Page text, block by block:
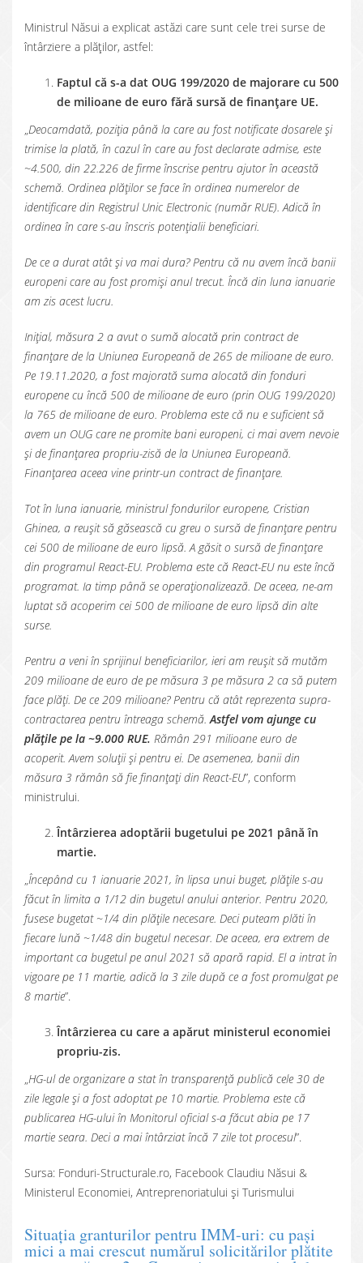
Ministrul Năsui a explicat astăzi care sunt cele trei surse de
întârziere a plăților, astfel:
Faptul că s-a dat OUG 199/2020 de majorare cu 500
de milioane de euro fără sursă de finanțare UE.
„Deocamdată, poziția până la care au fost notificate dosarele și
trimise la plată, în cazul în care au fost declarate admise, este
~4.500, din 22.226 de firme înscrise pentru ajutor în această
schemă. Ordinea plăților se face în ordinea numerelor de
identificare din Registrul Unic Electronic (număr RUE). Adică în
ordinea în care s-au înscris potențialii beneficiari.
De ce a durat atât și va mai dura? Pentru că nu avem încă banii
europeni care au fost promiși anul trecut. Încă din luna ianuarie
am zis acest lucru.
Inițial, măsura 2 a avut o sumă alocată prin contract de
finanțare de la Uniunea Europeană de 265 de milioane de euro.
Pe 19.11.2020, a fost majorată suma alocată din fonduri
europene cu încă 500 de milioane de euro (prin OUG 199/2020)
la 765 de milioane de euro. Problema este că nu e suficient să
avem un OUG care ne promite bani europeni, ci mai avem nevoie
și de finanțarea propriu-zisă de la Uniunea Europeană.
Finanțarea aceea vine printr-un contract de finanțare.
Tot în luna ianuarie, ministrul fondurilor europene, Cristian
Ghinea, a reușit să găsească cu greu o sursă de finanțare pentru
cei 500 de milioane de euro lipsă. A găsit o sursă de finanțare
din programul React-EU. Problema este că React-EU nu este încă
programat. Ia timp până se operaționalizează. De aceea, ne-am
luptat să acoperim cei 500 de milioane de euro lipsă din alte
surse.
Pentru a veni în sprijinul beneficiarilor, ieri am reușit să mutăm
209 milioane de euro de pe măsura 3 pe măsura 2 ca să putem
face plăți. De ce 209 milioane? Pentru că atât reprezenta supra-
contractarea pentru întreaga schemă.Astfel vom ajunge cu
plățile pe la ~9.000 RUE. Rămân 291 milioane euro de
acoperit. Avem soluții și pentru ei. De asemenea, banii din
măsura 3 rămân să fie finanțați din React-EU”, conform
ministrului.
Întârzierea adoptării bugetului pe 2021 până în
martie.
„Începând cu 1 ianuarie 2021, în lipsa unui buget, plățile s-au
făcut în limita a 1/12 din bugetul anului anterior. Pentru 2020,
fusese bugetat ~1/4 din plățile necesare. Deci puteam plăti în
fiecare lună ~1/48 din bugetul necesar. De aceea, era extrem de
important ca bugetul pe anul 2021 să apară rapid. El a intrat în
vigoare pe 11 martie, adică la 3 zile după ce a fost promulgat pe
8 martie”.
Întârzierea cu care a apărut ministerul economiei
propriu-zis.
„HG-ul de organizare a stat în transparență publică cele 30 de
zile legale și a fost adoptat pe 10 martie. Problema este că
publicarea HG-ului în Monitorul oficial s-a făcut abia pe 17
martie seara. Deci a mai întârziat încă 7 zile tot procesul”.
Sursa: Fonduri-Structurale.ro, Facebook Claudiu Năsui &
Ministerul Economiei, Antreprenoriatului și Turismului
Situația granturilor pentru IMM-uri: cu pași
mici a mai crescut numărul solicitărilor plătite